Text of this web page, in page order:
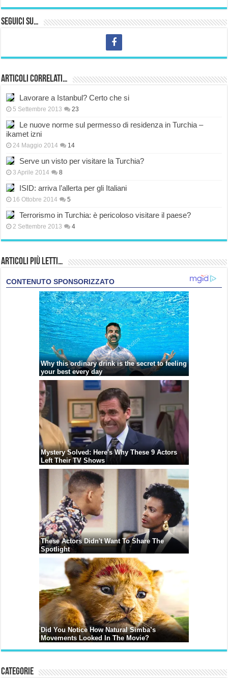
Seguici su…
Articoli correlati…
Lavorare a Istanbul? Certo che si
5 Settembre 2013 23
Le nuove norme sul permesso di residenza in Turchia –
ikamet izni
24 Maggio 2014 14
Serve un visto per visitare la Turchia?
3 Aprile 2014 8
ISID: arriva l’allerta per gli Italiani
16 Ottobre 2014 5
Terrorismo in Turchia: è pericoloso visitare il paese?
2 Settembre 2013 4
Articoli più Letti…
Categorie